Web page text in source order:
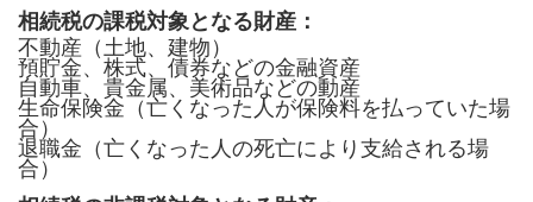
相続税の課税対象となる財産：
不動産（土地、建物）
預貯金、株式、債券などの金融資産
自動車、貴金属、美術品などの動産
生命保険金（亡くなった人が保険料を払っていた場
合）
退職金（亡くなった人の死亡により支給される場
合）